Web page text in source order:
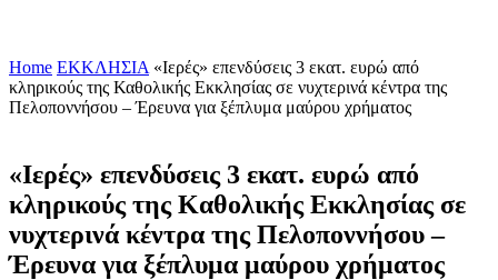
Home ΕΚΚΛΗΣΙΑ «Iερές» επενδύσεις 3 εκατ. ευρώ από
κληρικούς της Καθολικής Εκκλησίας σε νυχτερινά κέντρα της
Πελοποννήσου – Έρευνα για ξέπλυμα μαύρου χρήματος
«Iερές» επενδύσεις 3 εκατ. ευρώ από
κληρικούς της Καθολικής Εκκλησίας σε
νυχτερινά κέντρα της Πελοποννήσου –
Έρευνα για ξέπλυμα μαύρου χρήματος